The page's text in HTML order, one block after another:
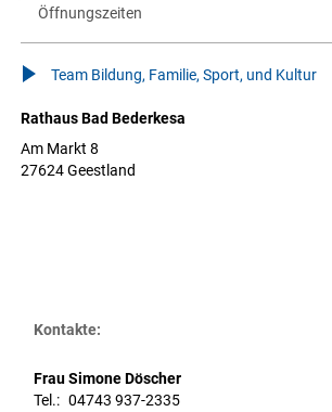
Öffnungszeiten
Team Bildung, Familie, Sport, und Kultur
Rathaus Bad Bederkesa
Am Markt 8
27624 Geestland
Kontakte:
Frau Simone Döscher
Tel.: 04743 937-2335